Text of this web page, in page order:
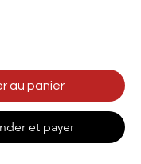
au panier
et payer